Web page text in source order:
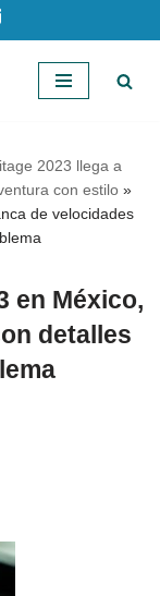
2023 llega a
con estilo»
de velocidades
en México,
detalles